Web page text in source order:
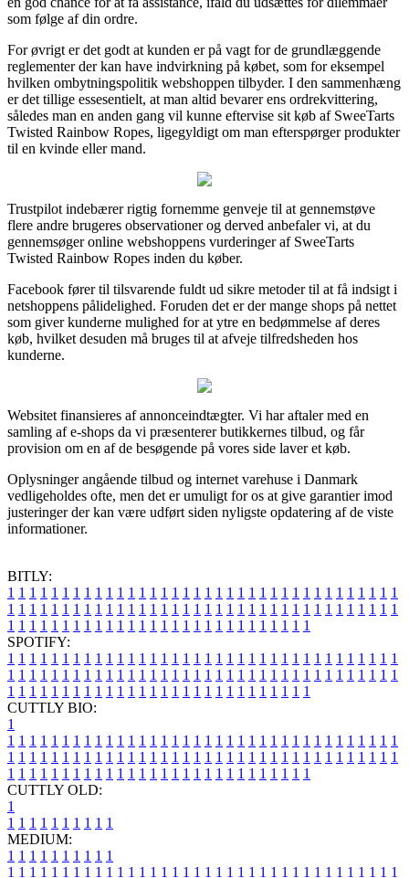
som følge af din ordre.
For øvrigt er det godt at kunden er på vagt for de grundlæggende
reglementer der kan have indvirkning på købet, som for eksempel
hvilken ombytningspolitik webshoppen tilbyder. I den sammenhæng
er det tillige essesentielt, at man altid bevarer ens ordrekvittering,
således man en anden gang vil kunne eftervise sit køb af SweeTarts
Twisted Rainbow Ropes, ligegyldigt om man efterspørger produkter
til en kvinde eller mand.
Trustpilot indebærer rigtig fornemme genveje til at gennemstøve
flere andre brugeres observationer og derved anbefaler vi, at du
gennemsøger online webshoppens vurderinger af SweeTarts
Twisted Rainbow Ropes inden du køber.
Facebook fører til tilsvarende fuldt ud sikre metoder til at få indsigt i
netshoppens pålidelighed. Foruden det er der mange shops på nettet
som giver kunderne mulighed for at ytre en bedømmelse af deres
køb, hvilket desuden må bruges til at afveje tilfredsheden hos
kunderne.
Websitet finansieres af annonceindtægter. Vi har aftaler med en
samling af e-shops da vi præsenterer butikkernes tilbud, og får
provision om en af de besøgende på vores side laver et køb.
Oplysninger angående tilbud og internet varehuse i Danmark
vedligeholdes ofte, men det er umuligt for os at give garantier imod
justeringer der kan være udført siden nyligste opdatering af de viste
informationer.
BITLY:
1 1 1 1 1 1 1 1 1 1 1 1 1 1 1 1 1 1 1 1 1 1 1 1 1 1 1 1 1 1 1 1 1 1 1 1
1 1 1 1 1 1 1 1 1 1 1 1 1 1 1 1 1 1 1 1 1 1 1 1 1 1 1 1 1 1 1 1 1 1 1 1
1 1 1 1 1 1 1 1 1 1 1 1 1 1 1 1 1 1 1 1 1 1 1 1 1 1 1 1
SPOTIFY:
1 1 1 1 1 1 1 1 1 1 1 1 1 1 1 1 1 1 1 1 1 1 1 1 1 1 1 1 1 1 1 1 1 1 1 1
1 1 1 1 1 1 1 1 1 1 1 1 1 1 1 1 1 1 1 1 1 1 1 1 1 1 1 1 1 1 1 1 1 1 1 1
1 1 1 1 1 1 1 1 1 1 1 1 1 1 1 1 1 1 1 1 1 1 1 1 1 1 1 1
CUTTLY BIO:
1
1 1 1 1 1 1 1 1 1 1 1 1 1 1 1 1 1 1 1 1 1 1 1 1 1 1 1 1 1 1 1 1 1 1 1 1
1 1 1 1 1 1 1 1 1 1 1 1 1 1 1 1 1 1 1 1 1 1 1 1 1 1 1 1 1 1 1 1 1 1 1 1
1 1 1 1 1 1 1 1 1 1 1 1 1 1 1 1 1 1 1 1 1 1 1 1 1 1 1 1
CUTTLY OLD:
1
1 1 1 1 1 1 1 1 1 1
MEDIUM:
1 1 1 1 1 1 1 1 1 1
1 1 1 1 1 1 1 1 1 1 1 1 1 1 1 1 1 1 1 1 1 1 1 1 1 1 1 1 1 1 1 1 1 1 1 1